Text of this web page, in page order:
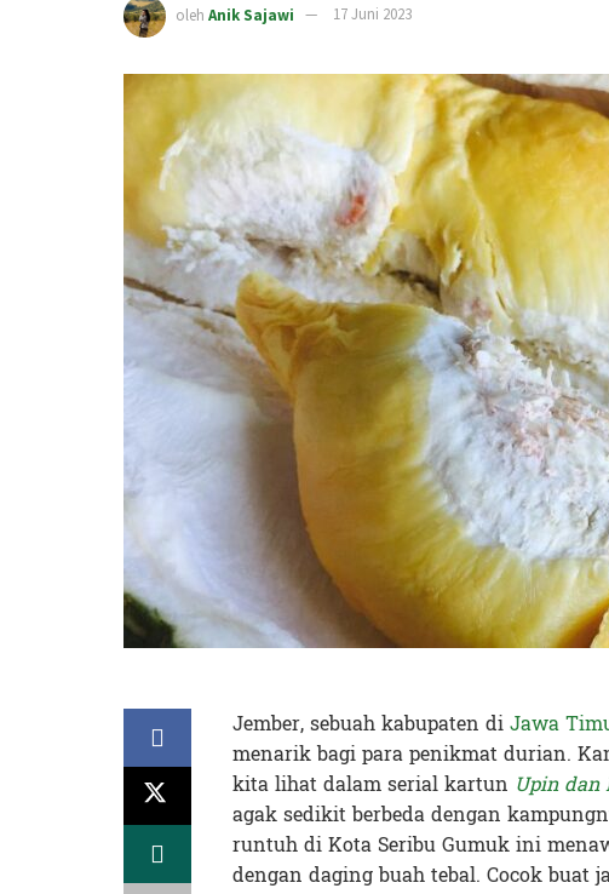
oleh Anik Sajawi 17 Juni 2023
Jember, sebuah kabupaten diJawa
menarik bagi para penikmat durian.
kita lihat dalam serial kartun Upin dan
agak sedikit berbeda dengan
runtuh di Kota Seribu Gumuk ini
dengan daging buah tebal. Cocok